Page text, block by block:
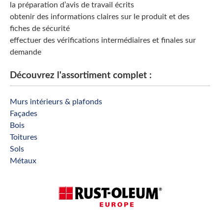
la préparation d’avis de travail écrits
obtenir des informations claires sur le produit et des
fiches de sécurité
effectuer des vérifications intermédiaires et finales sur
demande
Découvrez l'assortiment complet :
Murs intérieurs & plafonds
Façades
Bois
Toitures
Sols
Métaux